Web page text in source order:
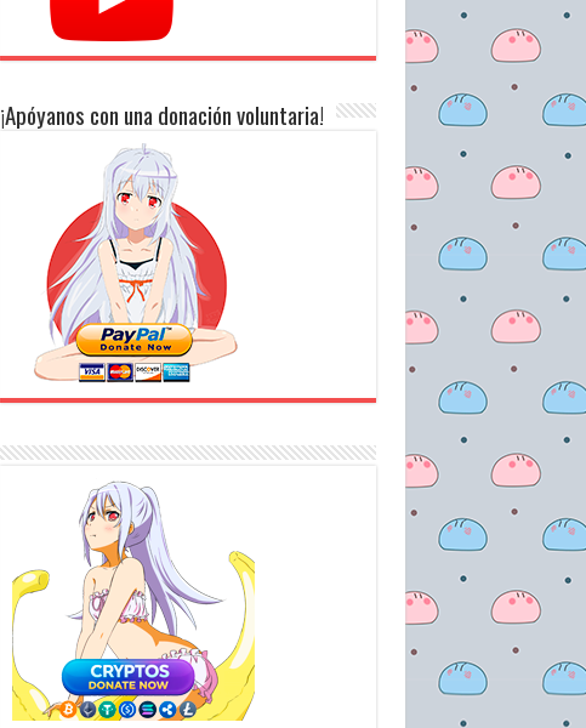
¡Apóyanos con una donación voluntaria!